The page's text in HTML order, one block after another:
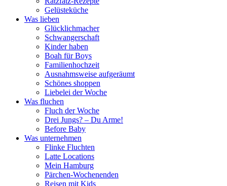
Gelüsteküche
Was lieben
Glücklichmacher
Schwangerschaft
Kinder haben
Boah für Boys
Familienhochzeit
Ausnahmsweise aufgeräumt
Schönes shoppen
Liebelei der Woche
Was fluchen
Fluch der Woche
Drei Jungs? – Du Arme!
Before Baby
Was unternehmen
Flinke Fluchten
Latte Locations
Mein Hamburg
Pärchen-Wochenenden
Reisen mit Kids